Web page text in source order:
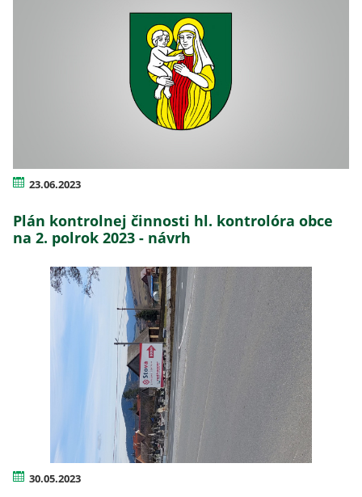
23.06.2023
Plán kontrolnej činnosti hl. kontrolóra obce
na 2. polrok 2023 - návrh
30.05.2023